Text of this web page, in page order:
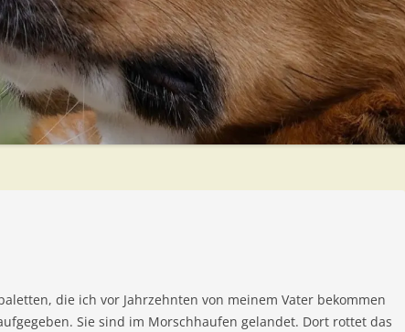
die ich vor Jahrzehnten von meinem Vater bekommen
Sie sind im Morschhaufen gelandet. Dort rottet das